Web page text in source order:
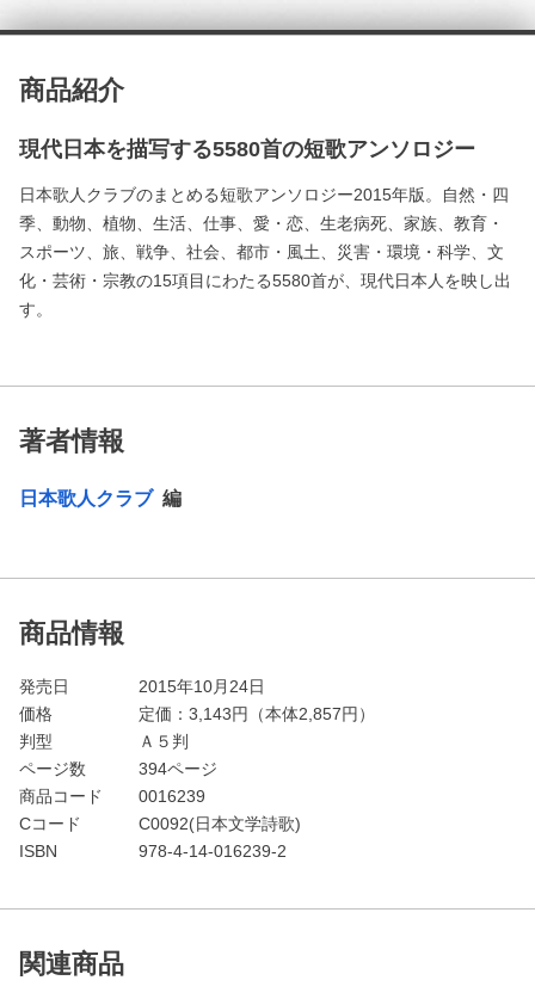
商品紹介
現代日本を描写する5580首の短歌アンソロジー
日本歌人クラブのまとめる短歌アンソロジー2015年版。自然・四
季、動物、植物、生活、仕事、愛・恋、生老病死、家族、教育・
スポーツ、旅、戦争、社会、都市・風土、災害・環境・科学、文
化・芸術・宗教の15項目にわたる5580首が、現代日本人を映し出
す。
著者情報
日本歌人クラブ 編
商品情報
発売日
2015年10月24日
価格
定価： 3,143円（本体2,857円）
判型
Ａ５判
ページ数
394ページ
商品コード
0016239
Cコード
C0092(日本文学詩歌)
ISBN
978-4-14-016239-2
関連商品